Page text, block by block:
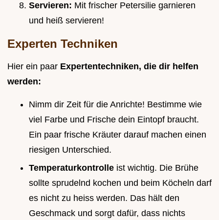
Servieren: Mit frischer Petersilie garnieren
und heiß servieren!
Experten Techniken
Hier ein paar Expertentechniken, die dir helfen
werden:
Nimm dir Zeit für die Anrichte! Bestimme wie
viel Farbe und Frische dein Eintopf braucht.
Ein paar frische Kräuter darauf machen einen
riesigen Unterschied.
Temperaturkontrolle ist wichtig. Die Brühe
sollte sprudelnd kochen und beim Köcheln darf
es nicht zu heiss werden. Das hält den
Geschmack und sorgt dafür, dass nichts